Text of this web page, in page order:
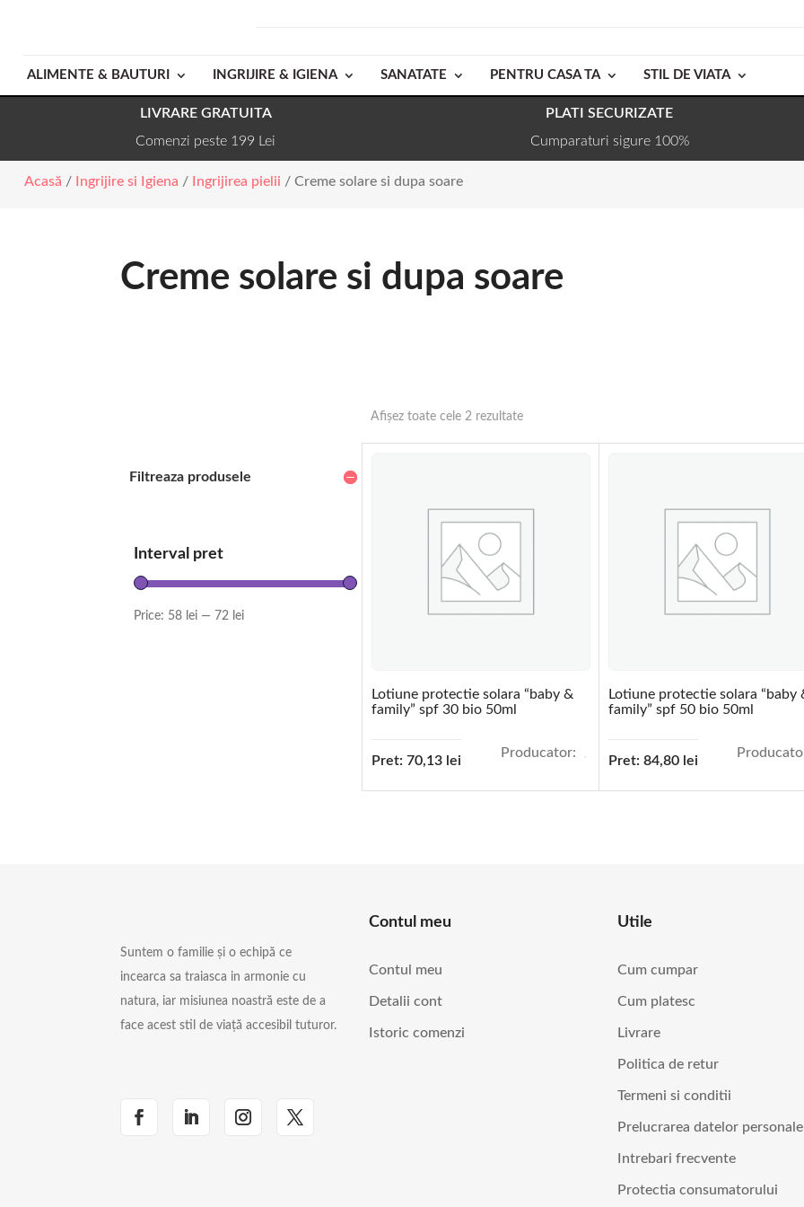
ALIMENTE & BAUTURI INGRIJIRE & IGIENA SANATATE PENTRU CASA TA STIL DE VIATA
LIVRARE GRATUITA
Comenzi peste 199 Lei
PLATI SECURIZATE
Cumparaturi sigure 100%
Acasă / Ingrijire si Igiena / Ingrijirea pielii / Creme solare si dupa soare
Creme solare si dupa soare
Filtreaza produsele
Interval pret
Price: 58 lei — 72 lei
Afișez toate cele 2 rezultate
Lotiune protectie solara “baby &
family” spf 30 bio 50ml
Pret:70,13 lei
Producator:
Lotiune protectie solara “baby
family” spf 50 bio 50ml
Pret: 84,80 lei
Suntem o familie și o echipă ce
incearca sa traiasca in armonie cu
natura, iar misiunea noastră este de a
face acest stil de viață accesibil tuturor.
Contul meu
Contul meu
Detalii cont
Istoric comenzi
Utile
Cum cumpar
Cum platesc
Livrare
Politica de retur
Termeni si conditii
Prelucrarea datelor personale
Intrebari frecvente
Protectia consumatorului